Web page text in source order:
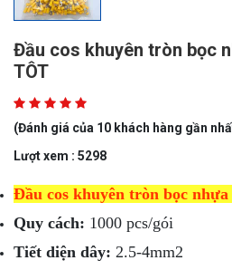
Đầu cos khuyên tròn bọc
TÔT
(Đánh giá của 10 khách hàng gần
Lượt xem : 5298
Đầu cos khuyên tròn bọc nhựa
Quy cách: 1000 pcs/gói
Tiết diện dây: 2.5-4mm2